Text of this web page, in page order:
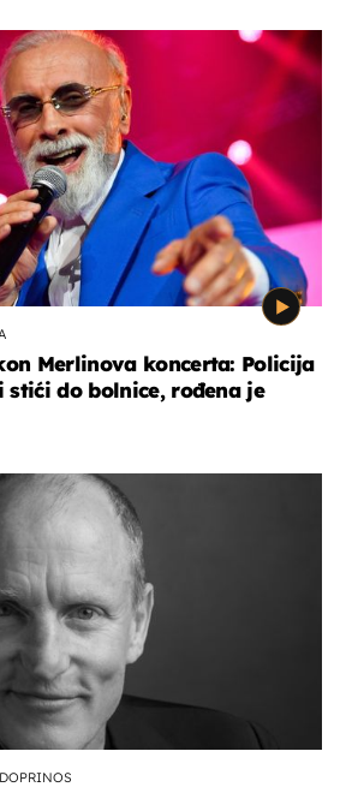
Merlinova koncerta: Policija
do bolnice, rođena je